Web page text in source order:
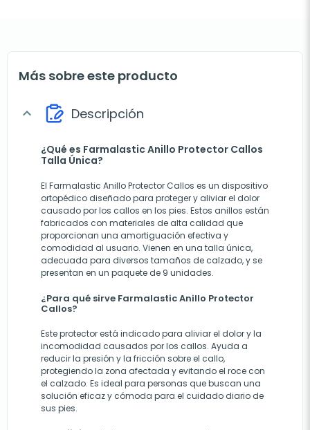
Más sobre este producto
expand_more Descripción
¿Qué es Farmalastic Anillo Protector Callos
Talla Única?
El Farmalastic Anillo Protector Callos es un dispositivo
ortopédico diseñado para proteger y aliviar el dolor
causado por los callos en los pies. Estos anillos están
fabricados con materiales de alta calidad que
proporcionan una amortiguación efectiva y
comodidad al usuario. Vienen en una talla única,
adecuada para diversos tamaños de calzado, y se
presentan en un paquete de 9 unidades.
¿Para qué sirve Farmalastic Anillo Protector
Callos?
Este protector está indicado para aliviar el dolor y la
incomodidad causados por los callos. Ayuda a
reducir la presión y la fricción sobre el callo,
protegiendo la zona afectada y evitando el roce con
el calzado. Es ideal para personas que buscan una
solución eficaz y cómoda para el cuidado diario de
sus pies.